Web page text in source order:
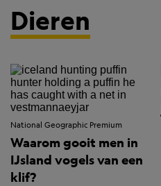
Dieren
National Geographic Premium
Waarom gooit men in
IJsland vogels van een
klif?